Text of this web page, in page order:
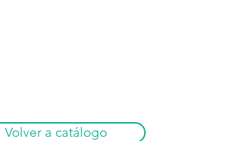
Volver a catálogo